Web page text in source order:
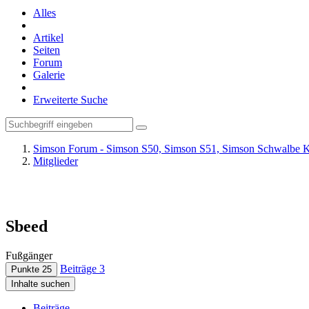
Alles
Artikel
Seiten
Forum
Galerie
Erweiterte Suche
Simson Forum - Simson S50, Simson S51, Simson Schwalbe
Mitglieder
Sbeed
Fußgänger
Punkte 25 Beiträge 3
Inhalte suchen